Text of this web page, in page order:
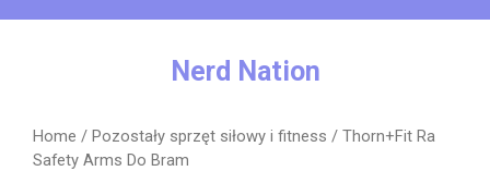
Nerd Nation
Home / Pozostały sprzęt siłowy i fitness / Thorn+Fit Ra
Safety Arms Do Bram